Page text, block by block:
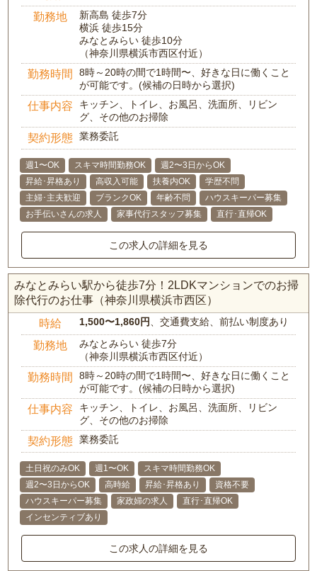
勤務地
新高島 徒歩7分
横浜 徒歩15分
みなとみらい 徒歩10分
（神奈川県横浜市西区付近）
勤務時間
8時～20時の間で1時間〜、好きな日に働くこと
が可能です。(候補の日時から選択)
仕事内容
キッチン、トイレ、お風呂、洗面所、リビン
グ、その他のお掃除
契約形態 業務委託
週1〜OK スキマ時間勤務OK
週2〜3日からOK
昇給･昇格あり
高収入可能 扶養内OK
学歴不問
主婦･主夫歓迎
ブランクOK 年齢不問
ハウスキーパー募集
お手伝いさんの求人
家事代行スタッフ募集 直行･直帰OK
この求人の詳細を見る
みなとみらい駅から徒歩7分！2LDKマンションでのお掃
除代行のお仕事（神奈川県横浜市西区）
時給 1,500〜1,860円、交通費支給、前払い制度あり
勤務地
みなとみらい 徒歩7分
（神奈川県横浜市西区付近）
勤務時間
8時～20時の間で1時間〜、好きな日に働くこと
が可能です。(候補の日時から選択)
仕事内容
キッチン、トイレ、お風呂、洗面所、リビン
グ、その他のお掃除
契約形態 業務委託
土日祝のみOK 週1〜OK
スキマ時間勤務OK
週2〜3日からOK
高時給 昇給･昇格あり
資格不要
ハウスキーパー募集
家政婦の求人
直行･直帰OK
インセンティブあり
この求人の詳細を見る